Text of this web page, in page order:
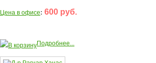
Цена в офисе: 600 руб.
В корзинуПодробнее...